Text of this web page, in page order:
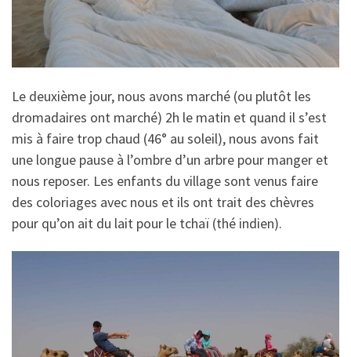
Le deuxième jour, nous avons marché (ou plutôt les
dromadaires ont marché) 2h le matin et quand il s’est
mis à faire trop chaud (46° au soleil), nous avons fait
une longue pause à l’ombre d’un arbre pour manger et
nous reposer. Les enfants du village sont venus faire
des coloriages avec nous et ils ont trait des chèvres
pour qu’on ait du lait pour le tchaï (thé indien).